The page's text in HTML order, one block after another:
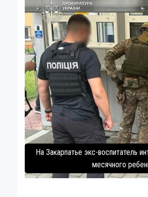
На Закарпатье экс-воспитатель
месячного